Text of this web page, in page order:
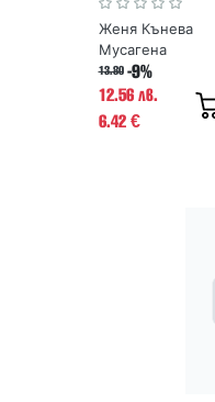
Женя Кънева
Мусагена
13.80 -9%
12.56 лв.
6.42 €